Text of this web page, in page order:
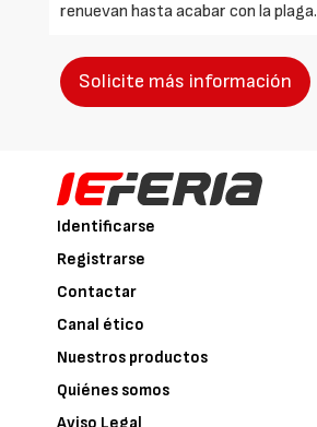
renuevan hasta acabar con la plaga.
Solicite más información
Identificarse
Registrarse
Contactar
Canal ético
Nuestros productos
Quiénes somos
Aviso Legal